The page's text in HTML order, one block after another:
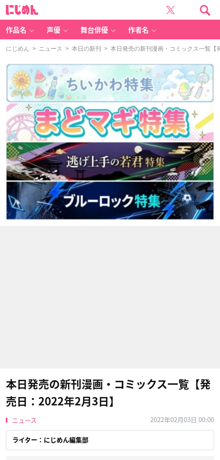
作品名 声優 舞台俳優 作者名
にじめん > ニュース > 本日の新刊 > 本日発売の新刊漫画・コミックス一覧【
本日発売の新刊漫画・コミックス一覧【発
売日：2022年2月3日】
ニュース 2022年02月03日 00:00
ライター：にじめん編集部